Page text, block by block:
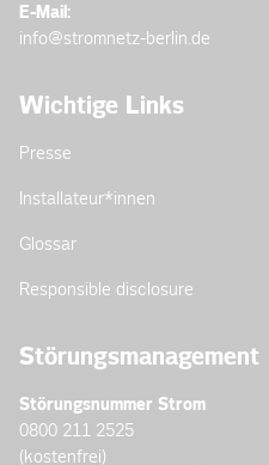
E-Mail:
info@stromnetz-berlin.de
Wichtige Links
Presse
Installateur­*innen
Glossar
Responsible disclosure
Störungsmanagement
Störungsnummer Strom
0800 211 2525
(kostenfrei)